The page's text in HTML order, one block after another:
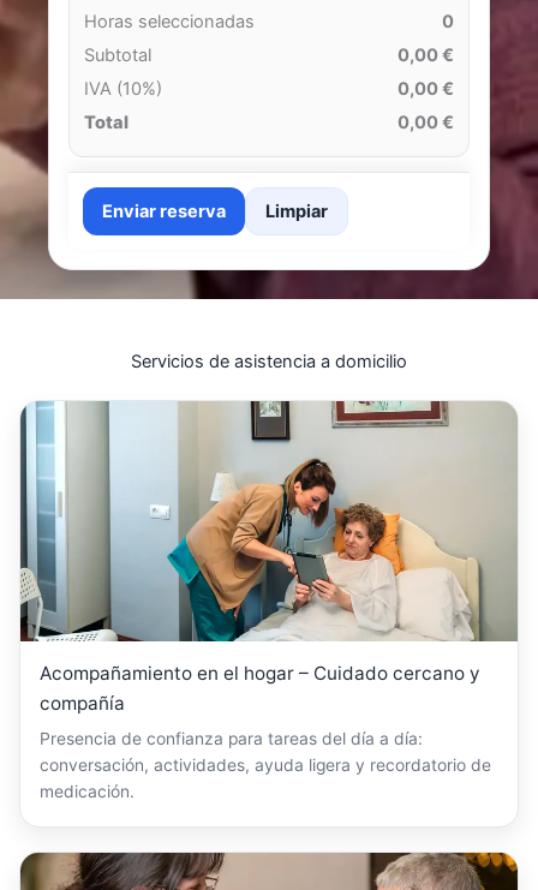
Horas seleccionadas
0
Subtotal
0,00 €
IVA (10%)
0,00 €
Total
0,00 €
Enviar reserva Limpiar
Servicios de asistencia a domicilio
Acompañamiento en el hogar – Cuidado cercano y
compañía
Presencia de confianza para tareas del día a día:
conversación, actividades, ayuda ligera y recordatorio de
medicación.